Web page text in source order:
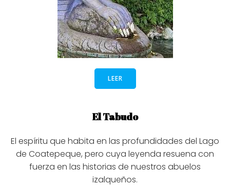
LEER
El Tabudo
El espíritu que habita en las profundidades del Lago
de Coatepeque, pero cuya leyenda resuena con
fuerza en las historias de nuestros abuelos
izalqueños.